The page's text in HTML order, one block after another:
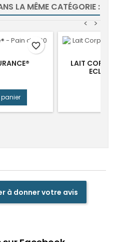
LA MÊME CATÉGORIE :
>
<
favorite_border
LAIT CORPS
à donner votre avis